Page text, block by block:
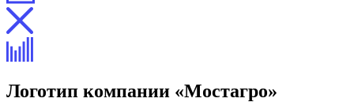
Логотип компании «Мостагро»